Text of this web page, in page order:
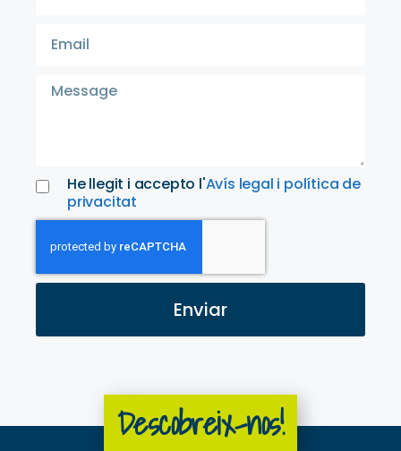
He llegit i accepto l'Avís legal i política de
privacitat
Enviar
Descobreix-nos!